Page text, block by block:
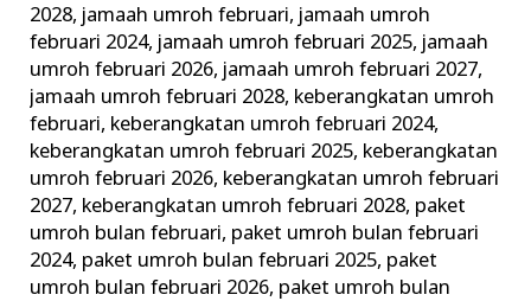
2028, jamaah umroh februari, jamaah umroh
februari 2024, jamaah umroh februari 2025, jamaah
umroh februari 2026, jamaah umroh februari 2027,
jamaah umroh februari 2028, keberangkatan umroh
februari, keberangkatan umroh februari 2024,
keberangkatan umroh februari 2025, keberangkatan
umroh februari 2026, keberangkatan umroh februari
2027, keberangkatan umroh februari 2028, paket
umroh bulan februari, paket umroh bulan februari
2024, paket umroh bulan februari 2025, paket
umroh bulan februari 2026, paket umroh bulan